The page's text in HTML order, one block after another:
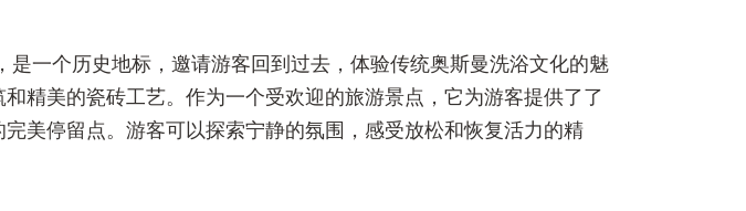
一个历史地标，邀请游客回到过去，体验传统奥斯曼洗浴文化的魅
精美的瓷砖工艺。作为一个受欢迎的旅游景点，它为游客提供了了
美停留点。游客可以探索宁静的氛围，感受放松和恢复活力的精